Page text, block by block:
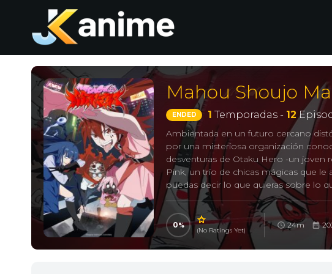
Mahou Shoujo
ENDED 1 Temporadas - 12
Ambientada en un futuro cercano
por una misteriosa organización
desventuras de Otaku Hero -un joven
Pink, un trío de chicas mágicas que
puedas decir lo que quieras sobre lo
0
(No Ratings Yet)
24m